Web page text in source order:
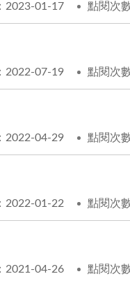
2023-01-17 點閱次數
2022-07-19 點閱次數
2022-04-29 點閱次數
2022-01-22 點閱次數
2021-04-26 點閱次數